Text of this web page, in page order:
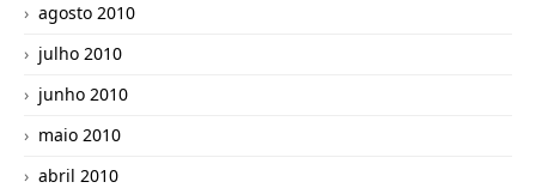
agosto 2010
julho 2010
junho 2010
maio 2010
abril 2010